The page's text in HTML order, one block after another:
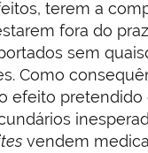
terem a
fora do
sem
Como
efeito pretendido
vendem